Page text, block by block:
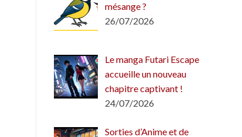
mésange ?
26/07/2026
Le manga Futari Escape
accueille un nouveau
chapitre captivant !
24/07/2026
Sorties d’Anime et de